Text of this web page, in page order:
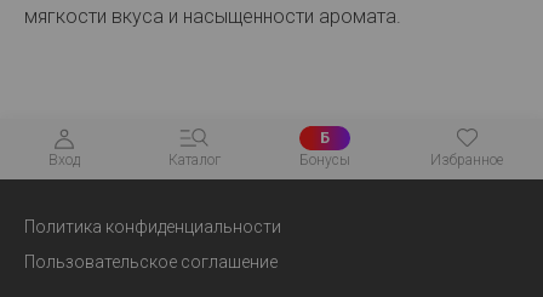
мягкости вкуса и насыщенности аромата.
Вход Каталог
Б
Бонусы
Избранное
Политика конфиденциальности
Пользовательское соглашение